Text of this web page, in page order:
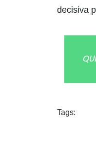
decisiva
Tags: